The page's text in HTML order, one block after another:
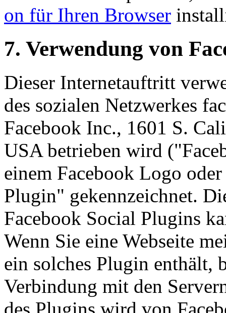
on für Ihren Browser
7. Verwendung von
Dieser Internetauftritt
des sozialen Netzwerkes
Facebook Inc., 1601 S.
USA betrieben wird
einem Facebook Logo
Plugin" gekennzeichnet.
Facebook Social Plugins
Wenn Sie eine Webseite
ein solches Plugin enthält,
Verbindung mit den
des Plugins wird von